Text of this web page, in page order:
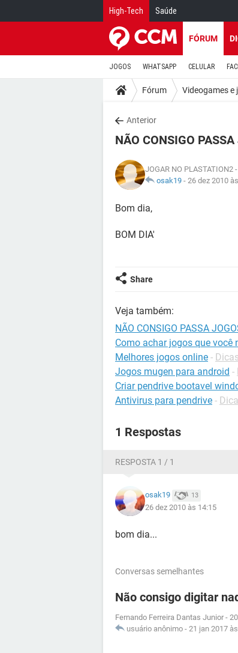
High-Tech Saúde
FÓRUM
JOGOS WHATSAPP CELULAR
Fórum Videogames e
Anterior
NÃO CONSIGO
JOGAR NO PLASTATION2
osak19 - 26 dez 2010
Bom dia,
BOM DIA'
Share
Veja também:
NÃO CONSIGO PASSA
Como achar jogos que você
Melhores jogos online -
Jogos mugen para android -
Criar pendrive bootavel
Antivirus para pendrive -
1 Respostas
RESPOSTA 1 / 1
osak19 13
26 dez 2010 às 14:15
bom dia...
Conversas semelhantes
Não consigo digitar
Fernando Ferreira Dantas Junior -
usuário anônimo - 21 jan 2017